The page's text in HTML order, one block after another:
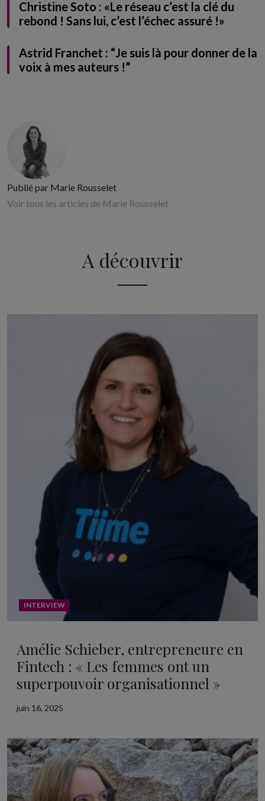
Christine Soto : «Le réseau c’est la clé du
rebond ! Sans lui, c’est l’échec assuré !»
Astrid Franchet : “Je suis là pour donner de la
voix à mes auteurs !”
Publié par Marie Rousselet
Voir tous les articles de Marie Rousselet
A découvrir
INTERVIEW
Amélie Schieber, entrepreneure en
Fintech : « Les femmes ont un
superpouvoir organisationnel »
juin 16, 2025